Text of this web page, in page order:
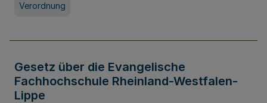
Verordnung
Gesetz über die Evangelische
Fachhochschule Rheinland-Westfalen-
Lippe